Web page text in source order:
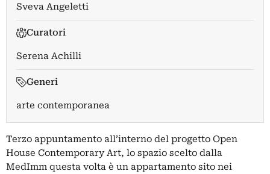
Sveva Angeletti
Curatori
Serena Achilli
Generi
arte contemporanea
Terzo appuntamento all’interno del progetto Open
House Contemporary Art, lo spazio scelto dalla
MedImm questa volta è un appartamento sito nei